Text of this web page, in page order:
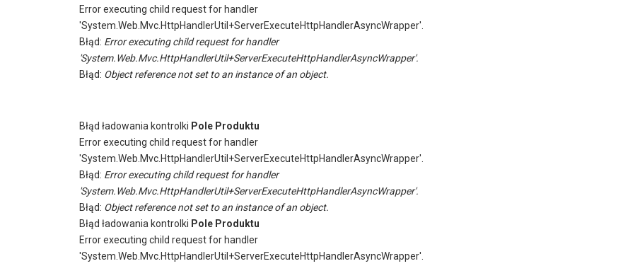
Error executing child request for handler
'System.Web.Mvc.HttpHandlerUtil+ServerExecuteHttpHandlerAsyncWrapper'.
Błąd: Error executing child request for handler
'System.Web.Mvc.HttpHandlerUtil+ServerExecuteHttpHandlerAsyncWrapper'.
Błąd: Object reference not set to an instance of an object.
Błąd ładowania kontrolki Pole Produktu
Error executing child request for handler
'System.Web.Mvc.HttpHandlerUtil+ServerExecuteHttpHandlerAsyncWrapper'.
Błąd: Error executing child request for handler
'System.Web.Mvc.HttpHandlerUtil+ServerExecuteHttpHandlerAsyncWrapper'.
Błąd: Object reference not set to an instance of an object.
Błąd ładowania kontrolki Pole Produktu
Error executing child request for handler
'System.Web.Mvc.HttpHandlerUtil+ServerExecuteHttpHandlerAsyncWrapper'.